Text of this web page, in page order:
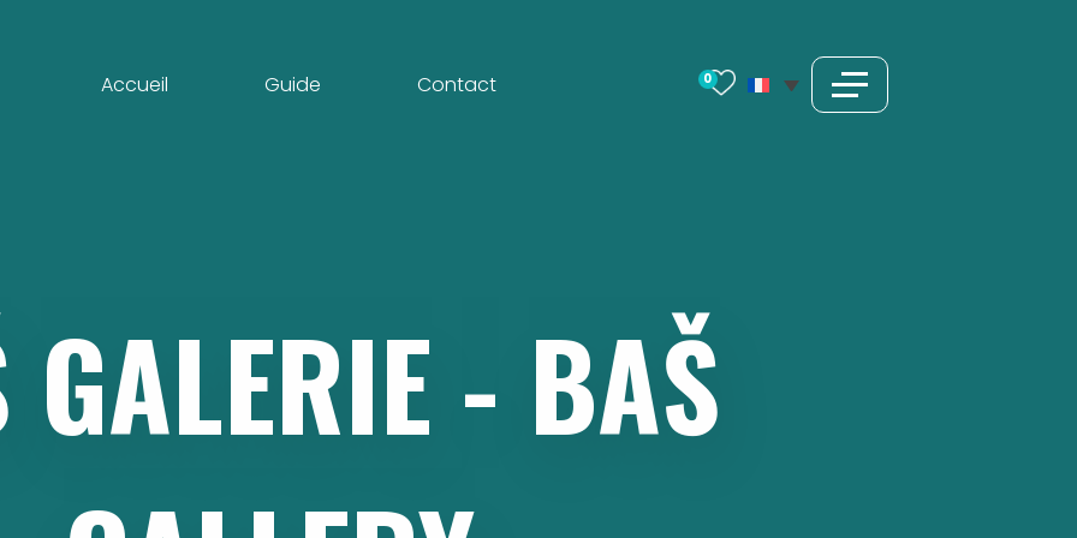
Accueil Guide Contact 0
GALERIE - BAŠ